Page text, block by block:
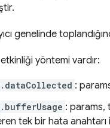
genelinde
yöntemi vardır:
:
: params,
tek bir hata anahtarı